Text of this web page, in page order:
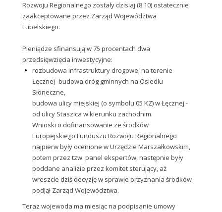
Rozwoju Regionalnego zostały dzisiaj (8.10) ostatecznie
zaakceptowane przez Zarząd Województwa
Lubelskiego.
Pieniądze sfinansują w 75 procentach dwa
przedsięwzięcia inwestycyjne:
rozbudowa infrastruktury drogowej na terenie
Łęcznej -budowa dróg gminnych na Osiedlu
Słoneczne,
budowa ulicy miejskiej (o symbolu 05 KZ) w Łęcznej -
od ulicy Staszica w kierunku zachodnim.
Wnioski o dofinansowanie ze środków
Europejskiego Funduszu Rozwoju Regionalnego
najpierw były ocenione w Urzędzie Marszałkowskim,
potem przez tzw. panel ekspertów, następnie były
poddane analizie przez komitet sterujący, aż
wreszcie dziś decyzję w sprawie przyznania środków
podjął Zarząd Województwa.
Teraz wojewoda ma miesiąc na podpisanie umowy